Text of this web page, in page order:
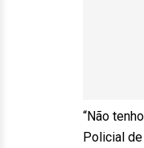
“Não
Policial